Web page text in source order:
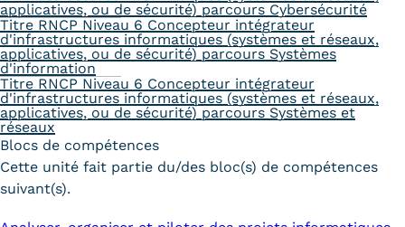
applicatives, ou de sécurité) parcours Cybersécurité
Titre RNCP Niveau 6 Concepteur intégrateur
d'infrastructures informatiques (systèmes et réseaux,
applicatives, ou de sécurité) parcours Systèmes
d'information
Titre RNCP Niveau 6 Concepteur intégrateur
d'infrastructures informatiques (systèmes et réseaux,
applicatives, ou de sécurité) parcours Systèmes et
réseaux
Blocs de compétences
Cette unité fait partie du/des bloc(s) de compétences
suivant(s).